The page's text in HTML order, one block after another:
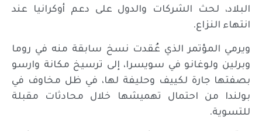
البلاد، لحث الشركات والدول على دعم أوكرانيا عند
انتهاء النزاع.
ويرمي المؤتمر الذي عُقدت نسخ سابقة منه في روما
وبرلين ولوغانو في سويسرا، إلى ترسيخ مكانة وارسو
بصفتها جارة لكييف وحليفة لها، في ظل مخاوف في
بولندا من احتمال تهميشها خلال محادثات مقبلة
للتسوية.